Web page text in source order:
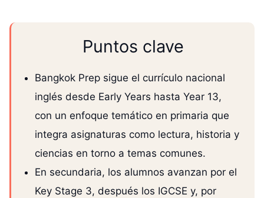
Puntos clave
Bangkok Prep sigue el currículo nacional
inglés desde Early Years hasta Year 13,
con un enfoque temático en primaria que
integra asignaturas como lectura, historia y
ciencias en torno a temas comunes.
En secundaria, los alumnos avanzan por el
Key Stage 3, después los IGCSE y, por